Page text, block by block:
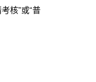
核”或“普